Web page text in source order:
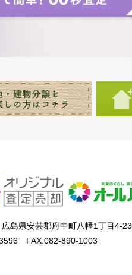
島県安芸郡府中町八幡1丁目4-23
FAX.082-890-1003